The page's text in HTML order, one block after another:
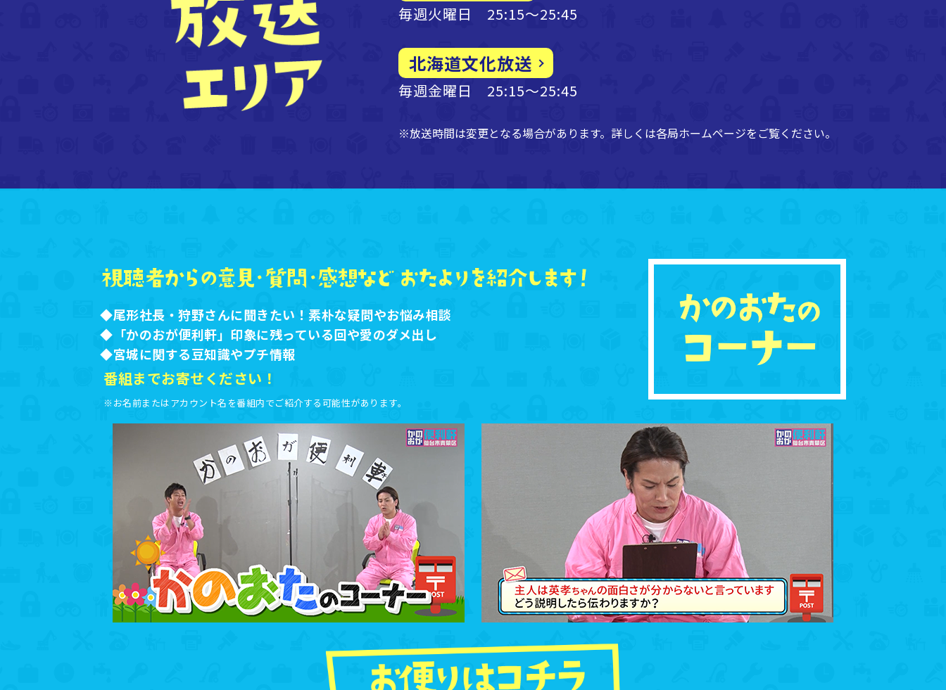
毎週火曜日 25:15～25:45
北海道文化放送
毎週金曜日 25:15～25:45
※放送時間は変更となる場合があります。詳しくは各局ホームページをご覧ください。
◆尾形社長・狩野さんに聞きたい！素朴な疑問やお悩み相談
◆「かのおが便利軒」印象に残っている回や愛のダメ出し
◆宮城に関する豆知識やプチ情報
番組までお寄せください！
※お名前またはアカウント名を番組内でご紹介する可能性があります。